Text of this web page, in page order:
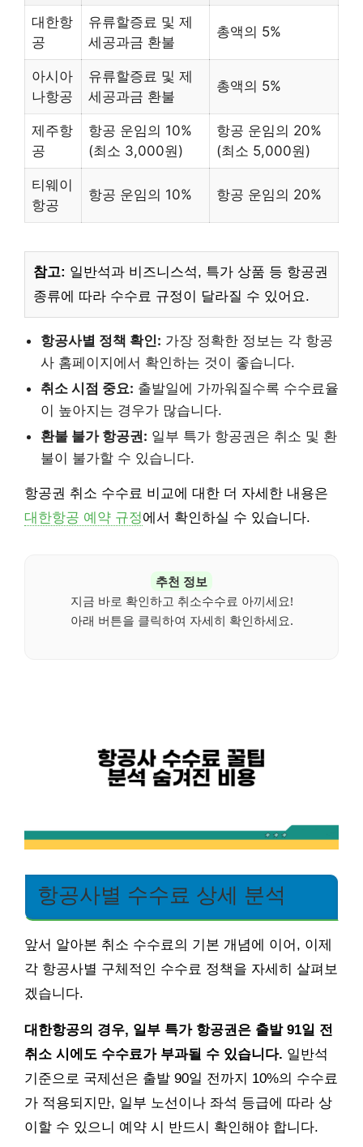
대한항
공
유류할증료 및 제
세공과금 환불
총액의 5%
아시아
나항공
유류할증료 및 제
세공과금 환불
총액의 5%
제주항
공
항공 운임의 10%
(최소 3,000원)
항공 운임의 20%
(최소 5,000원)
티웨이
항공
항공 운임의 10% 항공 운임의 20%
참고: 일반석과 비즈니스석, 특가 상품 등 항공권
종류에 따라 수수료 규정이 달라질 수 있어요.
항공사별 정책 확인: 가장 정확한 정보는 각 항공
사 홈페이지에서 확인하는 것이 좋습니다.
취소 시점 중요: 출발일에 가까워질수록 수수료율
이 높아지는 경우가 많습니다.
환불 불가 항공권: 일부 특가 항공권은 취소 및 환
불이 불가할 수 있습니다.
항공권 취소 수수료 비교에 대한 더 자세한 내용은
대한항공 예약 규정에서 확인하실 수 있습니다.
추천 정보
지금 바로 확인하고 취소수수료 아끼세요!
아래 버튼을 클릭하여 자세히 확인하세요.
항공사별 수수료 상세 분석
앞서 알아본 취소 수수료의 기본 개념에 이어, 이제
각 항공사별 구체적인 수수료 정책을 자세히 살펴보
겠습니다.
대한항공의 경우, 일부 특가 항공권은 출발 91일 전
취소 시에도 수수료가 부과될 수 있습니다. 일반석
기준으로 국제선은 출발 90일 전까지 10%의 수수료
가 적용되지만, 일부 노선이나 좌석 등급에 따라 상
이할 수 있으니 예약 시 반드시 확인해야 합니다.